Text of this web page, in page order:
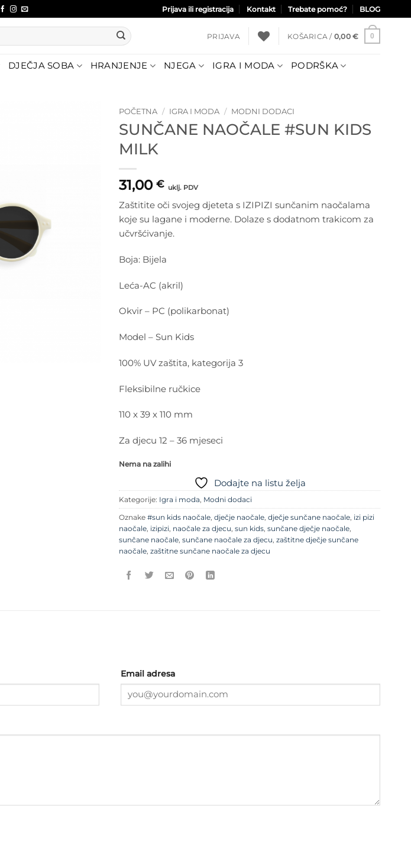
Prijava ili registracija Kontakt Trebate pomoć? BLOG
PRIJAVA KOŠARICA / 0,00 € 0
DJEČJA SOBA HRANJENJE NJEGA IGRA I MODA PODRŠKA
POČETNA / IGRA I MODA / MODNI DODACI
SUNČANE NAOČALE #SUN KIDS
MILK
31,00 € uklj. PDV
Zaštitite oči svojeg djeteta s IZIPIZI sunčanim naočalama
koje su lagane i moderne. Dolaze s dodatnom trakicom za
učvršćivanje.
Boja: Bijela
Leća-AC (akril)
Okvir – PC (polikarbonat)
Model – Sun Kids
100% UV zaštita, kategorija 3
Fleksibilne ručkice
110 x 39 x 110 mm
Za djecu 12 – 36 mjeseci
Nema na zalihi
Dodajte na listu želja
Kategorije: Igra i moda, Modni dodaci
Oznake #sun kids naočale, dječje naočale, dječje sunčane naočale, izi pizi
naočale, izipizi, naočale za djecu, sun kids, sunčane dječje naočale,
sunčane naočale, sunčane naočale za djecu, zaštitne dječje sunčane
naočale, zaštitne sunčane naočale za djecu
Email adresa